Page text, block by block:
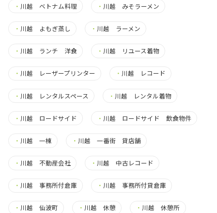
・ 川越 ベトナム料理 ・ 川越 みそラーメン
・ 川越 よもぎ蒸し ・ 川越 ラーメン
・ 川越 ランチ 洋食 ・ 川越 リユース着物
・ 川越 レーザープリンター ・ 川越 レコード
・ 川越 レンタルスペース ・ 川越 レンタル着物
・ 川越 ロードサイド ・ 川越 ロードサイド 飲食物件
・ 川越 一棟 ・ 川越 一番街 貸店舗
・ 川越 不動産会社 ・ 川越 中古レコード
・ 川越 事務所付倉庫 ・ 川越 事務所付貸倉庫
・ 川越 仙波町 ・ 川越 休憩 ・ 川越 休憩所